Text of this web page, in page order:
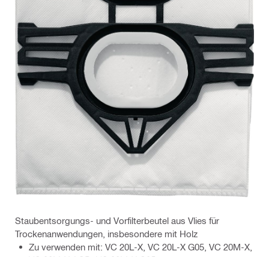
Staubentsorgungs- und Vorfilterbeutel aus Vlies für
Trockenanwendungen, insbesondere mit Holz
Zu verwenden mit: VC 20L-X, VC 20L-X G05, VC 20M-X,